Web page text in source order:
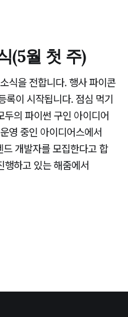
(5월 첫 주)
식을 전합니다. 행사 파이콘
록이 시작됩니다. 점심 먹기
의 파이썬 구인 아이디어
영 중인 아이디어스에서
개발자를 모집한다고 합
행하고 있는 해줌에서